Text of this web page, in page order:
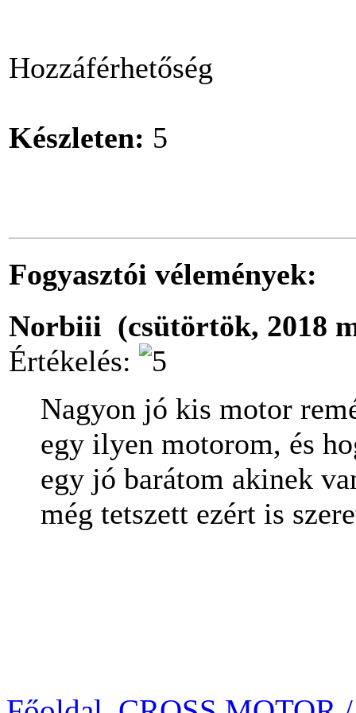
Hozzáférhetőség
Készleten: 5
Fogyasztói vélemények:
Norbiii (csütörtök, 2018
Értékelés:
Nagyon jó kis motor
egy ilyen motorom, és
egy jó barátom akinek
még tetszett ezért is